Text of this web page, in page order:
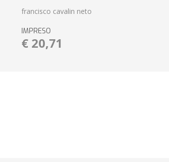
francisco cavalin neto
IMPRESO
€ 20,71